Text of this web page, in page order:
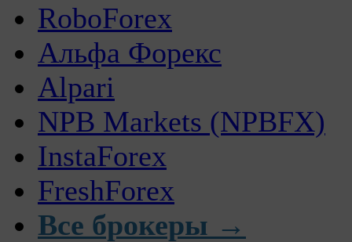
RoboForex
Альфа Форекс
Alpari
NPB Markets (NPBFX)
InstaForex
FreshForex
Все брокеры →